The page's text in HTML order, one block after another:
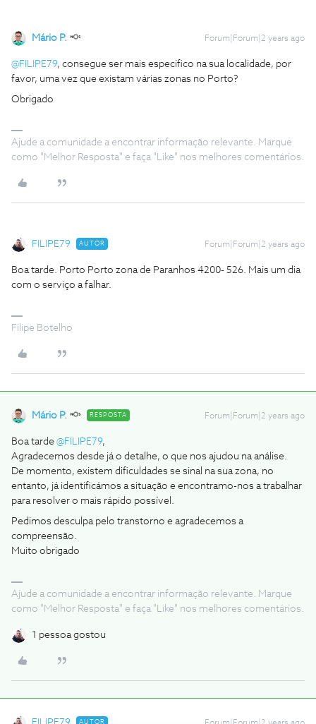
Mário P. Forum|Forum|2 years ago
@FILIPE79, consegue ser mais especifico na sua localidade, por
favor, uma vez que existam várias zonas no Porto?
Obrigado
Ajude a comunidade a encontrar informação relevante. Marque
como "Melhor Resposta" e faça "Like" nos melhores comentários.
FILIPE79 AUTOR Forum|Forum|2 years ago
Boa tarde. Porto Porto zona de Paranhos 4200- 526. Mais um dia
com o serviço a falhar.
Filipe Botelho
Mário P. RESPOSTA Forum|Forum|2 years ago
Boa tarde @FILIPE79,
Agradecemos desde já o detalhe, o que nos ajudou na análise.
De momento, existem dificuldades se sinal na sua zona, no
entanto, já identificámos a situação e encontramo-nos a trabalhar
para resolver o mais rápido possível.
Pedimos desculpa pelo transtorno e agradecemos a
compreensão.
Muito obrigado
Ajude a comunidade a encontrar informação relevante. Marque
como "Melhor Resposta" e faça "Like" nos melhores comentários.
1 pessoa gostou
AUTOR